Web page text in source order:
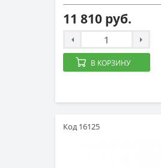
11 810 руб.
В КОРЗИНУ
Код 16125